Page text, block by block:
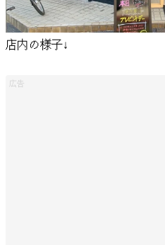
店内の様子↓